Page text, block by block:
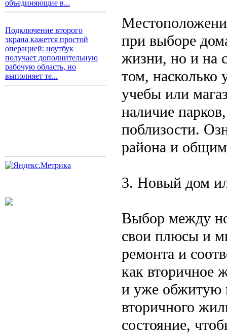
объединяющие в...
Подключение второго
экрана кажется простой
операцией: ноутбук
получает дополнительную
рабочую область, но
выполняет те...
при выборе
жизни, но и на
том, насколько
учебы или
наличие
поблизости.
района и
3. Новый дом
Выбор между
свои плюсы и
ремонта и
как вторичное
и уже обжитую
вторичного
состояние,